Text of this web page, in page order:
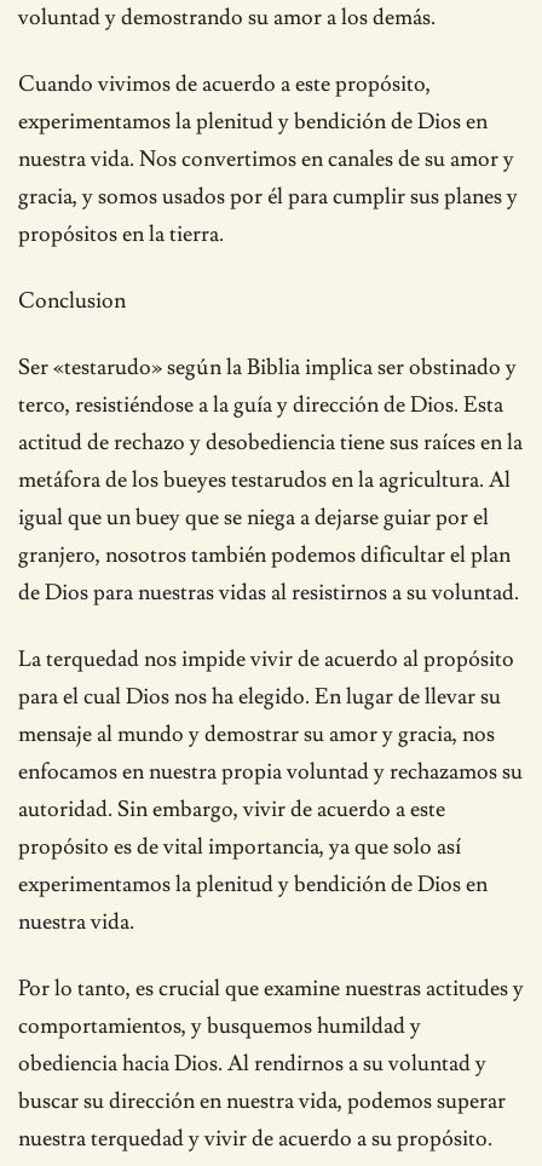
voluntad y demostrando su amor a los demás.
Cuando vivimos de acuerdo a este propósito,
experimentamos la plenitud y bendición de Dios en
nuestra vida. Nos convertimos en canales de su amor y
gracia, y somos usados por él para cumplir sus planes y
propósitos en la tierra.
Conclusion
Ser «testarudo» según la Biblia implica ser obstinado y
terco, resistiéndose a la guía y dirección de Dios. Esta
actitud de rechazo y desobediencia tiene sus raíces en la
metáfora de los bueyes testarudos en la agricultura. Al
igual que un buey que se niega a dejarse guiar por el
granjero, nosotros también podemos dificultar el plan
de Dios para nuestras vidas al resistirnos a su voluntad.
La terquedad nos impide vivir de acuerdo al propósito
para el cual Dios nos ha elegido. En lugar de llevar su
mensaje al mundo y demostrar su amor y gracia, nos
enfocamos en nuestra propia voluntad y rechazamos su
autoridad. Sin embargo, vivir de acuerdo a este
propósito es de vital importancia, ya que solo así
experimentamos la plenitud y bendición de Dios en
nuestra vida.
Por lo tanto, es crucial que examine nuestras actitudes y
comportamientos, y busquemos humildad y
obediencia hacia Dios. Al rendirnos a su voluntad y
buscar su dirección en nuestra vida, podemos superar
nuestra terquedad y vivir de acuerdo a su propósito.